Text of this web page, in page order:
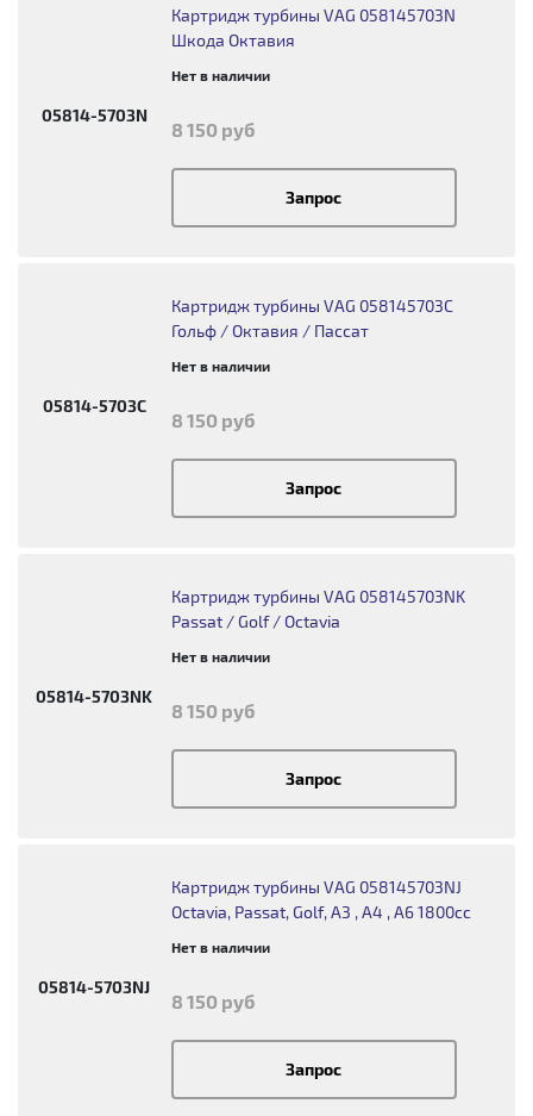
05814-5703N
Картридж турбины VAG 058145703N
Шкода Октавия
Нет в наличии
8 150 руб
Запрос
05814-5703C
Картридж турбины VAG 058145703C
Гольф / Октавия / Пассат
Нет в наличии
8 150 руб
Запрос
05814-5703NK
Картридж турбины VAG 058145703NK
Passat / Golf / Octavia
Нет в наличии
8 150 руб
Запрос
05814-5703NJ
Картридж турбины VAG 058145703NJ
Octavia, Passat, Golf, A3 , A4 , A6 1800cc
Нет в наличии
8 150 руб
Запрос